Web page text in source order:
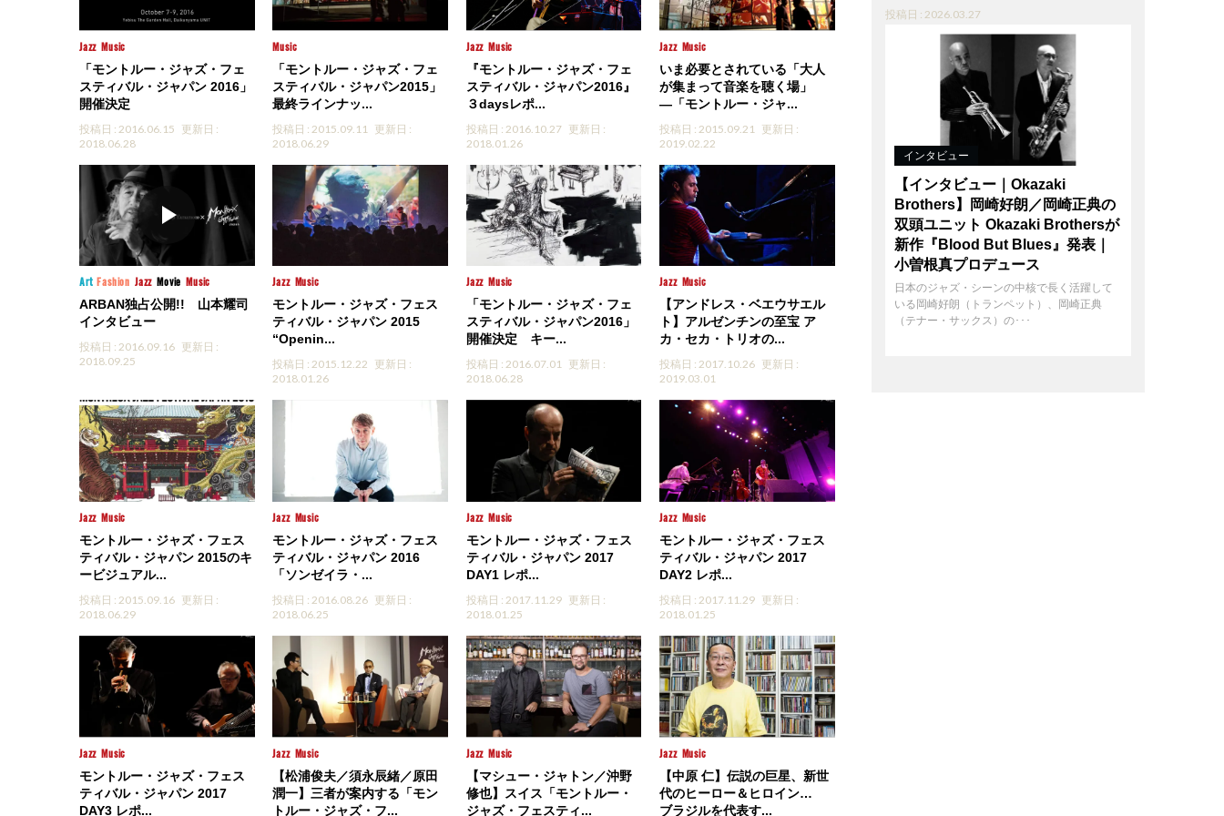
Jazz Music
「モントルー・ジャズ・フェ
スティバル・ジャパン 2016」
開催決定
投稿日 : 2016.06.15 更新日 :
2018.06.28
Music
「モントルー・ジャズ・フェ
スティバル・ジャパン2015」
最終ラインナッ...
投稿日 : 2015.09.11
更新日 :
2018.06.29
Jazz Music
『モントルー・ジャズ・フェ
スティバル・ジャパン2016』
３daysレポ...
投稿日 : 2016.10.27 更新日 :
2018.01.26
Jazz Music
いま必要とされている「大人
が集まって音楽を聴く場」
―「モントルー・ジャ...
投稿日 : 2015.09.21
更新日 :
2019.02.22
Art Fashion Jazz Movie Music
ARBAN独占公開!! 山本耀司
インタビュー
投稿日 : 2016.09.16 更新日 :
2018.09.25
Jazz Music
モントルー・ジャズ・フェス
ティバル・ジャパン 2015
“Openin...
投稿日 : 2015.12.22 更新日 :
2018.01.26
Jazz Music
「モントルー・ジャズ・フェ
スティバル・ジャパン2016」
開催決定 キー...
投稿日 : 2016.07.01 更新日 :
2018.06.28
Jazz Music
【アンドレス・ベエウサエル
ト】アルゼンチンの至宝 ア
カ・セカ・トリオの...
投稿日 : 2017.10.26 更新日 :
2019.03.01
Jazz Music
モントルー・ジャズ・フェス
ティバル・ジャパン 2015のキ
ービジュアル...
投稿日 : 2015.09.16 更新日 :
2018.06.29
Jazz Music
モントルー・ジャズ・フェス
ティバル・ジャパン 2016
「ソンゼイラ・...
投稿日 : 2016.08.26 更新日 :
2018.06.25
Jazz Music
モントルー・ジャズ・フェス
ティバル・ジャパン 2017
DAY1 レポ...
投稿日 : 2017.11.29 更新日 :
2018.01.25
Jazz Music
モントルー・ジャズ・フェス
ティバル・ジャパン 2017
DAY2 レポ...
投稿日 : 2017.11.29 更新日 :
2018.01.25
Jazz Music
モントルー・ジャズ・フェス
ティバル・ジャパン 2017
DAY3 レポ...
Jazz Music
【松浦俊夫／須永辰緒／原田
潤一】三者が案内する「モン
トルー・ジャズ・フ...
Jazz Music
【マシュー・ジャトン／沖野
修也】スイス「モントルー・
ジャズ・フェスティ...
Jazz Music
【中原 仁】伝説の巨星、新世
代のヒーロー＆ヒロイン…
ブラジルを代表す...
投稿日 : 2026.03.27
インタビュー
【インタビュー｜Okazaki
Brothers】岡崎好朗／岡崎正典の
双頭ユニット Okazaki Brothersが
新作『Blood But Blues』発表｜
小曽根真プロデュース
日本のジャズ・シーンの中核で長く活躍して
いる岡崎好朗（トランペット）、岡崎正典
（テナー・サックス）の･･･